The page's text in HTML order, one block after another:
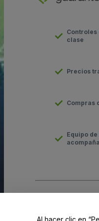
Controles
clase
Precios
Compras
Equipo
Al hacer clic en